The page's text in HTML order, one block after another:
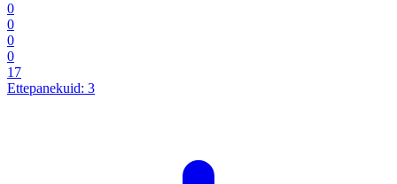
0
0
0
0
17
Ettepanekuid: 3